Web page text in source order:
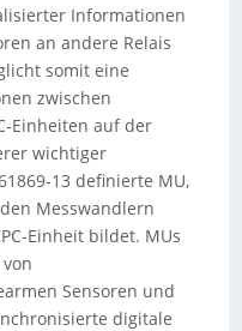
Informationen
an andere Relais
somit eine
zwischen
Einheiten auf der
wichtiger
13 definierte MU,
Messwandlern
Einheit bildet. MUs
Sensoren und
digitale